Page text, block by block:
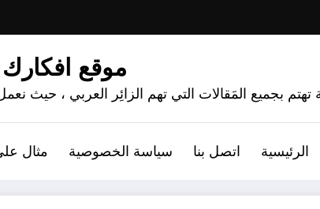
موقع افكارك
بجميع المَقالات التي تهم الزائِر العربي ، حيث
الرئيسية اتصل بنا سياسة الخصوصية مثال